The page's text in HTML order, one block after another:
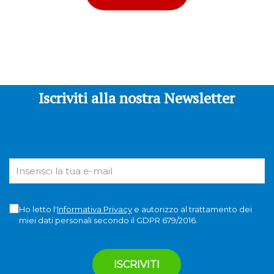
Iscriviti alla nostra Newsletter
Ho letto l'Informativa Privacye autorizzo al trattamento dei
miei dati personali secondo il GDPR 679/2016.